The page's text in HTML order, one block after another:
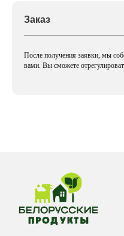
Заказ
После получения заявки, мы
вами. Вы сможете